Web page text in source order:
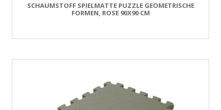
SCHAUMSTOFF SPIELMATTE PUZZLE GEOMETRISCHE
FORMEN, ROSE 90X90 CM